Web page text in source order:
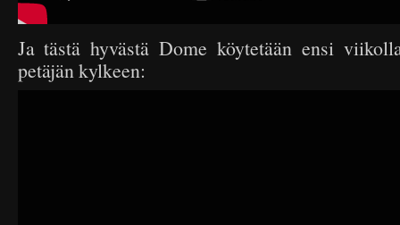
Ja tästä hyvästä Dome köytetään ensi
petäjän kylkeen: